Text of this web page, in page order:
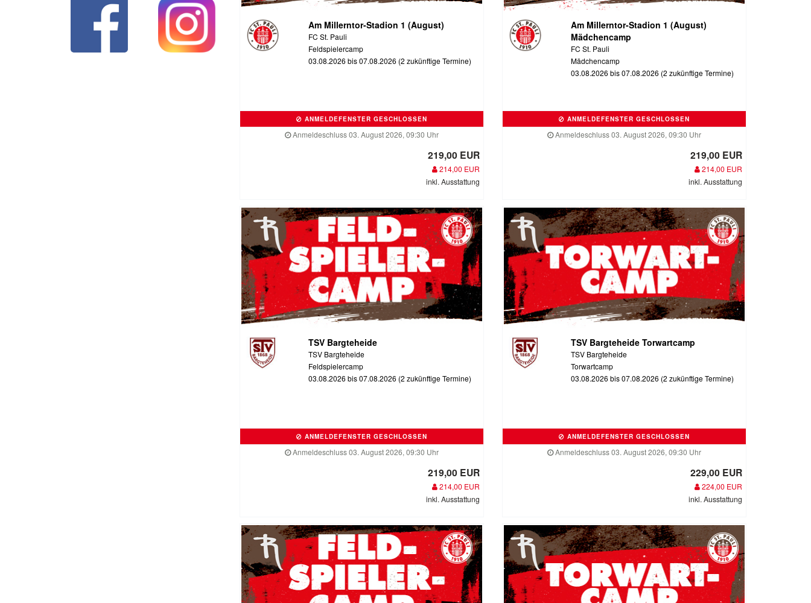
Am Millerntor-Stadion 1 (August)
FC St. Pauli
Feldspielercamp
03.08.2026 bis 07.08.2026 (2 zukünftige Termine)
ANMELDEFENSTER GESCHLOSSEN
Anmeldeschluss 03. August 2026, 09:30 Uhr
219,00 EUR
214,00 EUR
inkl. Ausstattung
Am Millerntor-Stadion 1 (August)
Mädchencamp
FC St. Pauli
Mädchencamp
03.08.2026 bis 07.08.2026 (2 zukünftige Termine)
ANMELDEFENSTER GESCHLOSSEN
Anmeldeschluss 03. August 2026, 09:30 Uhr
219,00 EUR
214,00 EUR
inkl. Ausstattung
TSV Bargteheide
TSV Bargteheide
Feldspielercamp
03.08.2026 bis 07.08.2026 (2 zukünftige Termine)
ANMELDEFENSTER GESCHLOSSEN
Anmeldeschluss 03. August 2026, 09:30 Uhr
219,00 EUR
214,00 EUR
inkl. Ausstattung
TSV Bargteheide Torwartcamp
TSV Bargteheide
Torwartcamp
03.08.2026 bis 07.08.2026 (2 zukünftige Termine)
ANMELDEFENSTER GESCHLOSSEN
Anmeldeschluss 03. August 2026, 09:30 Uhr
229,00 EUR
224,00 EUR
inkl. Ausstattung